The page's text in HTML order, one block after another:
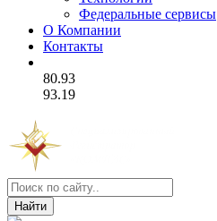
Федеральные сервисы
О Компании
Контакты
80.93
93.19
Найти